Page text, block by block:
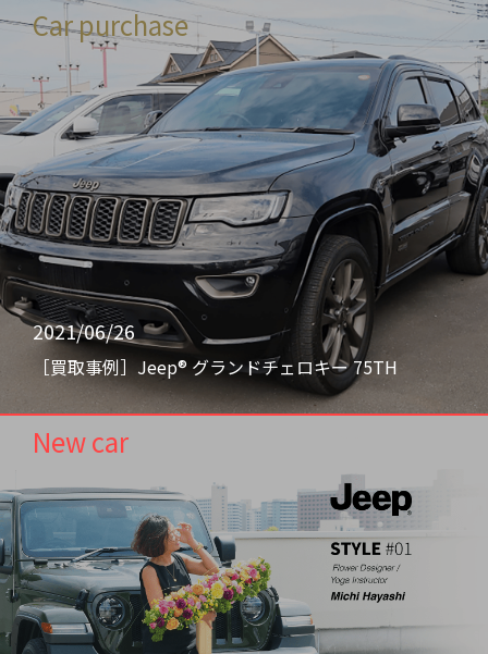
Car purchase
2021/06/26
［買取事例］Jeep® グランドチェロキー 75TH
New car